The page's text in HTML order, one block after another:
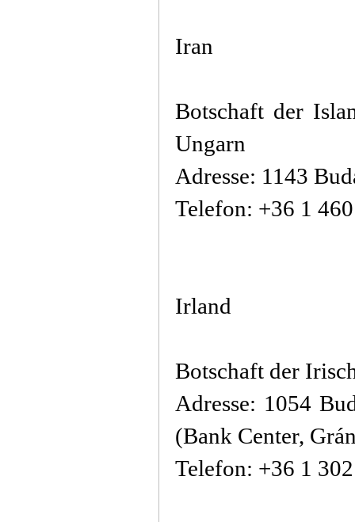
Iran
Botschaft der
Ungarn
Adresse: 1143
Telefon: +36 1
Irland
Botschaft der
Adresse: 1054
(Bank Center,
Telefon: +36 1